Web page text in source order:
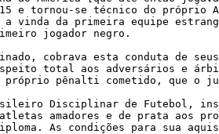
e tornou-se técnico do próprio
vinda da primeira equipe
jogador negro.
cobrava esta conduta de
total aos adversários e
próprio pênalti cometido, que o
Disciplinar de Futebol,
atletas amadores e de prata aos
diploma. As condições para sua